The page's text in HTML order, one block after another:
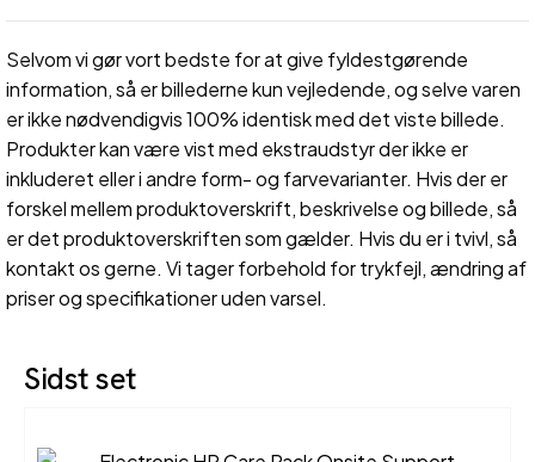
Selvom vi gør vort bedste for at give fyldestgørende
information, så er billederne kun vejledende, og selve varen
er ikke nødvendigvis 100% identisk med det viste billede.
Produkter kan være vist med ekstraudstyr der ikke er
inkluderet eller i andre form- og farvevarianter. Hvis der er
forskel mellem produktoverskrift, beskrivelse og billede, så
er det produktoverskriften som gælder. Hvis du er i tvivl, så
kontakt os gerne. Vi tager forbehold for trykfejl, ændring af
priser og specifikationer uden varsel.
Sidst set